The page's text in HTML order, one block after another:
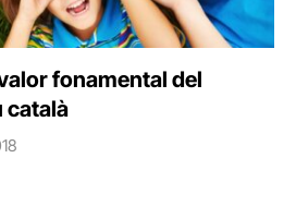
fonamental del
català